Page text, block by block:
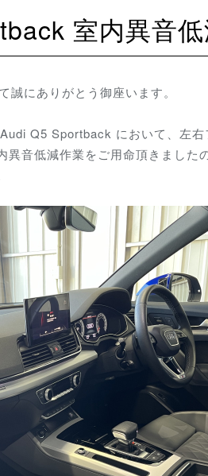
室内異音
にありがとう御座います。
Q5 Sportback において、左
異音低減作業をご用命頂きました